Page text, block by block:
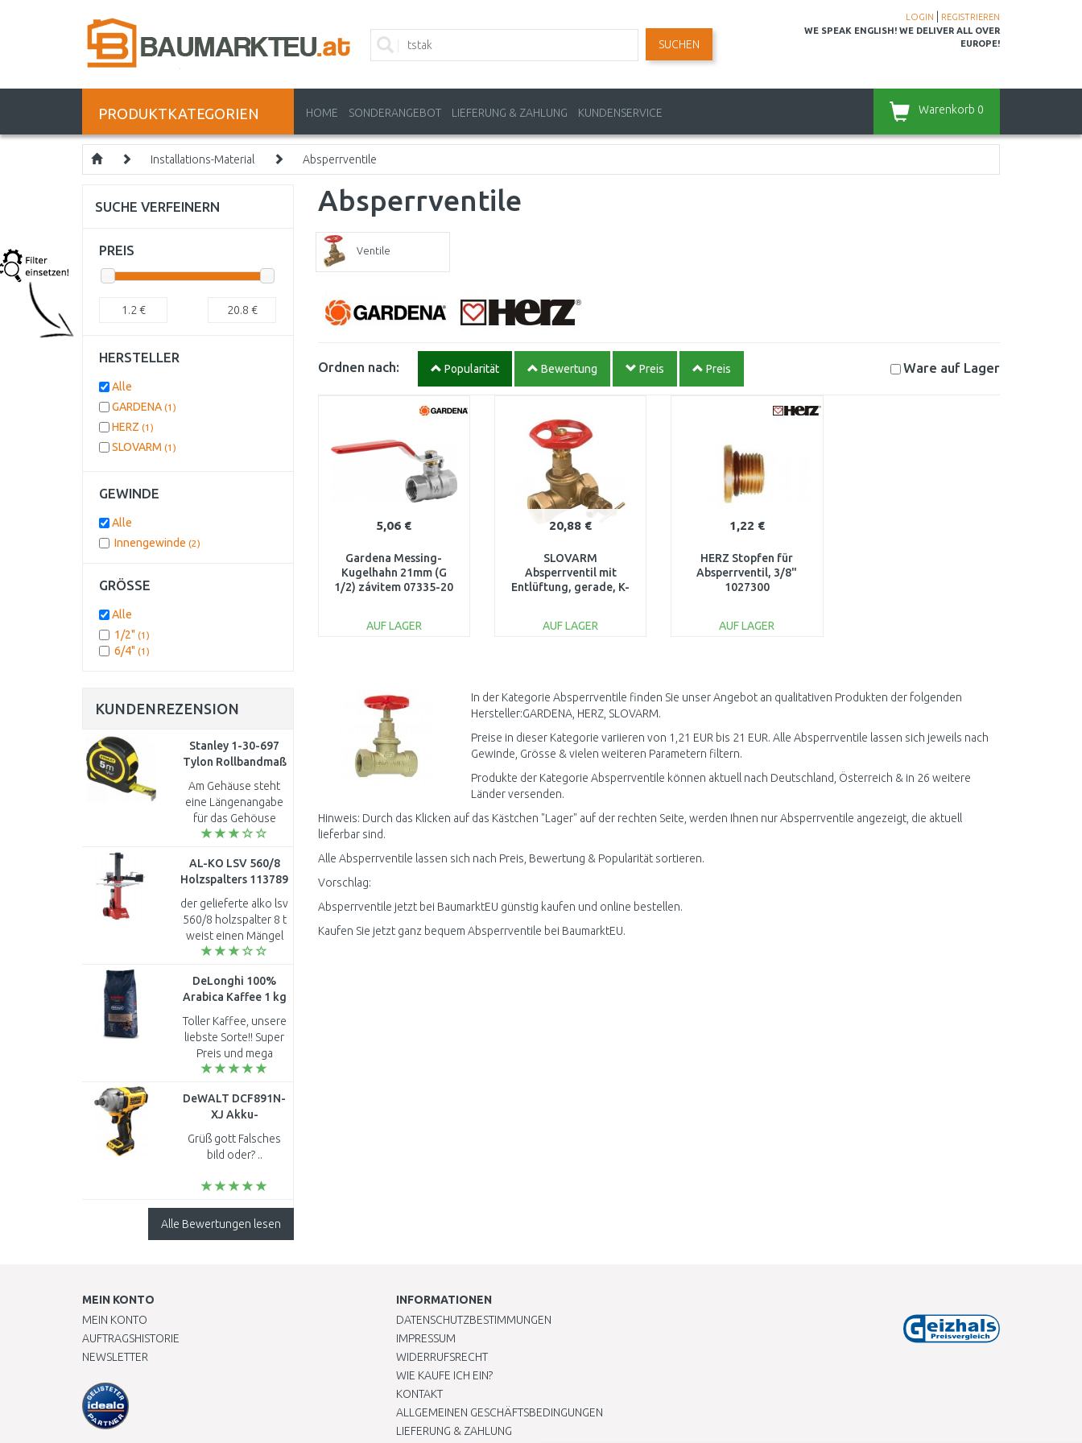
LOGIN
REGISTRIEREN
WE SPEAK ENGLISH! WE DELIVER ALL OVER
EUROPE!
SUCHEN
PRODUKTKATEGORIEN HOME SONDERANGEBOT LIEFERUNG & ZAHLUNG KUNDENSERVICE Warenkorb 0
Installations-Material Absperrventile
Absperrventile
Ventile
Ordnen nach: Popularität Bewertung Preis Preis Ware auf Lager
5,06 €
Gardena Messing-
Kugelhahn 21mm (G
1/2) závitem 07335-20
AUF LAGER
20,88 €
SLOVARM
Absperrventil mit
Entlüftung, gerade, K-
AUF LAGER
Vergleichen
1,22 €
HERZ Stopfen für
Absperrventil, 3/8"
1027300
AUF LAGER
Vergleichen
In der Kategorie Absperrventile finden Sie unser Angebot an qualitativen Produkten der folgenden
Hersteller:GARDENA, HERZ, SLOVARM.
Preise in dieser Kategorie variieren von 1,21 EUR bis 21 EUR. Alle Absperrventile lassen sich jeweils nach
Gewinde, Grösse & vielen weiteren Parametern filtern.
Produkte der Kategorie Absperrventile können aktuell nach Deutschland, Österreich & in 26 weitere
Länder versenden.
Hinweis: Durch das Klicken auf das Kästchen "Lager" auf der rechten Seite, werden Ihnen nur Absperrventile angezeigt, die aktuell
lieferbar sind.
Alle Absperrventile lassen sich nach Preis, Bewertung & Popularität sortieren.
Vorschlag:
Absperrventile jetzt bei BaumarktEU günstig kaufen und online bestellen.
Kaufen Sie jetzt ganz bequem Absperrventile bei BaumarktEU.
SUCHE VERFEINERN
PREIS
1.2 € 20.8 €
HERSTELLER
Alle
GARDENA (1)
HERZ (1)
SLOVARM (1)
GEWINDE
Alle
Innengewinde (2)
GRÖSSE
Alle
1/2" (1)
6/4" (1)
KUNDENREZENSION
Stanley 1-30-697
Tylon Rollbandmaß
Am Gehäuse steht
eine Längenangabe
für das Gehöuse
selbst, in inch...
AL-KO LSV 560/8
Holzspalters 113789
der gelieferte alko lsv
560/8 holzspalter 8 t
weist einen Mängel
auf. der rechte
wie der linke
haltearm paralell zum
spal..
DeLonghi 100%
Arabica Kaffee 1 kg
Toller Kaffee, unsere
liebste Sorte!! Super
Preis und mega
schnelle Lieferung!!
Danke!!..
DeWALT DCF891N-
XJ Akku-
Schlagschrauber
(1/2"/ 813Nm) XR (
(18V/ ohne Akku
und Ladegerät)
Grüß gott Falsches
bild oder? ..
Alle Bewertungen lesen
MEIN KONTO
MEIN KONTO
AUFTRAGSHISTORIE
NEWSLETTER
INFORMATIONEN
DATENSCHUTZBESTIMMUNGEN
IMPRESSUM
WIDERRUFSRECHT
WIE KAUFE ICH EIN?
KONTAKT
ALLGEMEINEN GESCHÄFTSBEDINGUNGEN
LIEFERUNG & ZAHLUNG